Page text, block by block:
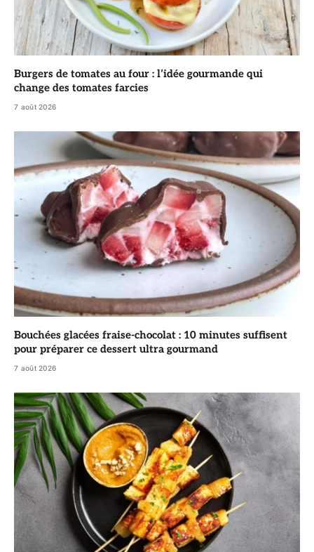
Burgers de tomates au four : l’idée gourmande qui
change des tomates farcies
7 août 2026
Bouchées glacées fraise-chocolat : 10 minutes suffisent
pour préparer ce dessert ultra gourmand
7 août 2026